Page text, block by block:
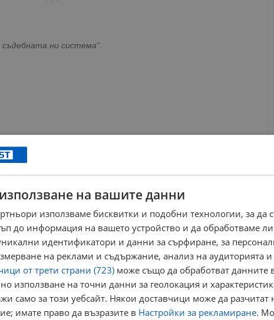
съдебната ни система“
датира от месеци, като по-рано магистратът подаде
съвет заради публичните му критики за воденето на
на вашите данни
използваме бисквитки и подобни технологии, за да
до информация на вашето устройство и да обработваме
идентификатори и данни за сърфиране, за
на реклами и съдържание, анализ на аудиторията
от трети страни (723) може също да обработват данните
използване на точни данни за геолокация и
само за този уебсайт. Някои доставчици може да разчитат
имате право да възразите в Настройки за рекламиране.